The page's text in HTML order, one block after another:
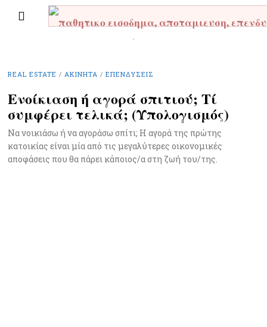
REAL ESTATE / ΑΚΊΝΗΤΑ / ΕΠΕΝΔΎΣΕΙΣ
Ενοίκιαση ή αγορά σπιτιού; Τί
συμφέρει τελικά; (Υπολογισμός)
Να νοικιάσω ή να αγοράσω σπίτι; Η αγορά της πρώτης
κατοικίας είναι μία από τις μεγαλύτερες οικονομικές
αποφάσεις που θα πάρει κάποιος/α στη ζωή του/της.